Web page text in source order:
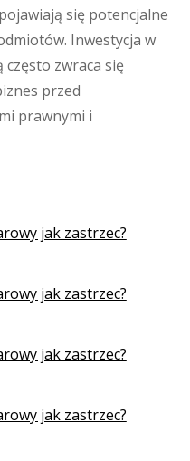
się potencjalne
Inwestycja w
zwraca się
przed
prawnymi i
jak zastrzec?
jak zastrzec?
jak zastrzec?
jak zastrzec?